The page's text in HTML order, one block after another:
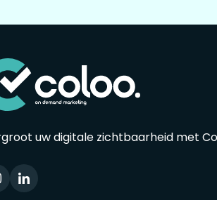
uw digitale zichtbaarheid met